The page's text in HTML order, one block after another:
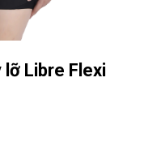
Libre Flexi